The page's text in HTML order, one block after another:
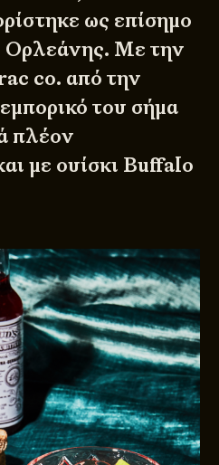
ως επίσημο
Ορλεάνης. Με την
co. από την
του σήμα
πλέον
με ουίσκι Buffalo